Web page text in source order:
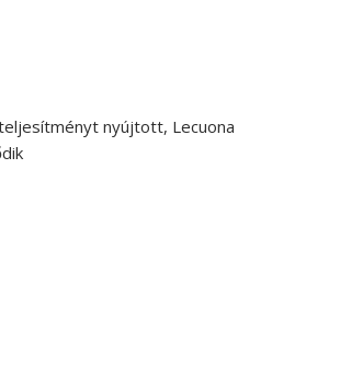
nyújtott, Lecuona